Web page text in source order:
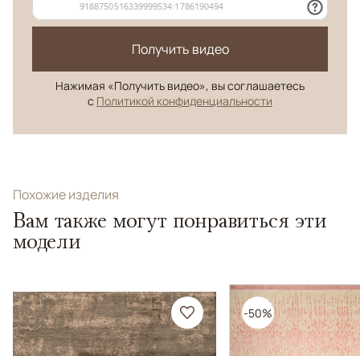
Получить видео
Нажимая «Получить видео», вы соглашаетесь
с Политикой конфиденциальности
Похожие изделия
Вам также могут понравиться эти
модели
-50%